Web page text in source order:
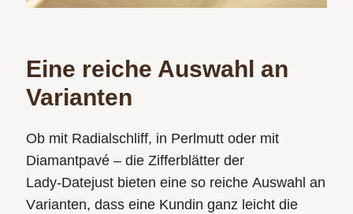
Eine reiche Auswahl an
Varianten
Ob mit Radialschliff, in Perlmutt oder mit
Diamantpavé – die Zifferblätter der
Lady‑Datejust bieten eine so reiche Auswahl an
Varianten, dass eine Kundin ganz leicht die